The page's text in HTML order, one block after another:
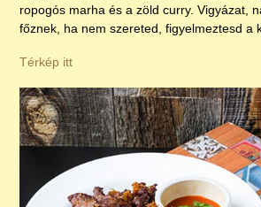
ropogós marha és a zöld curry. Vigyázat,
főznek, ha nem szereted, figyelmeztesd a
Térkép itt